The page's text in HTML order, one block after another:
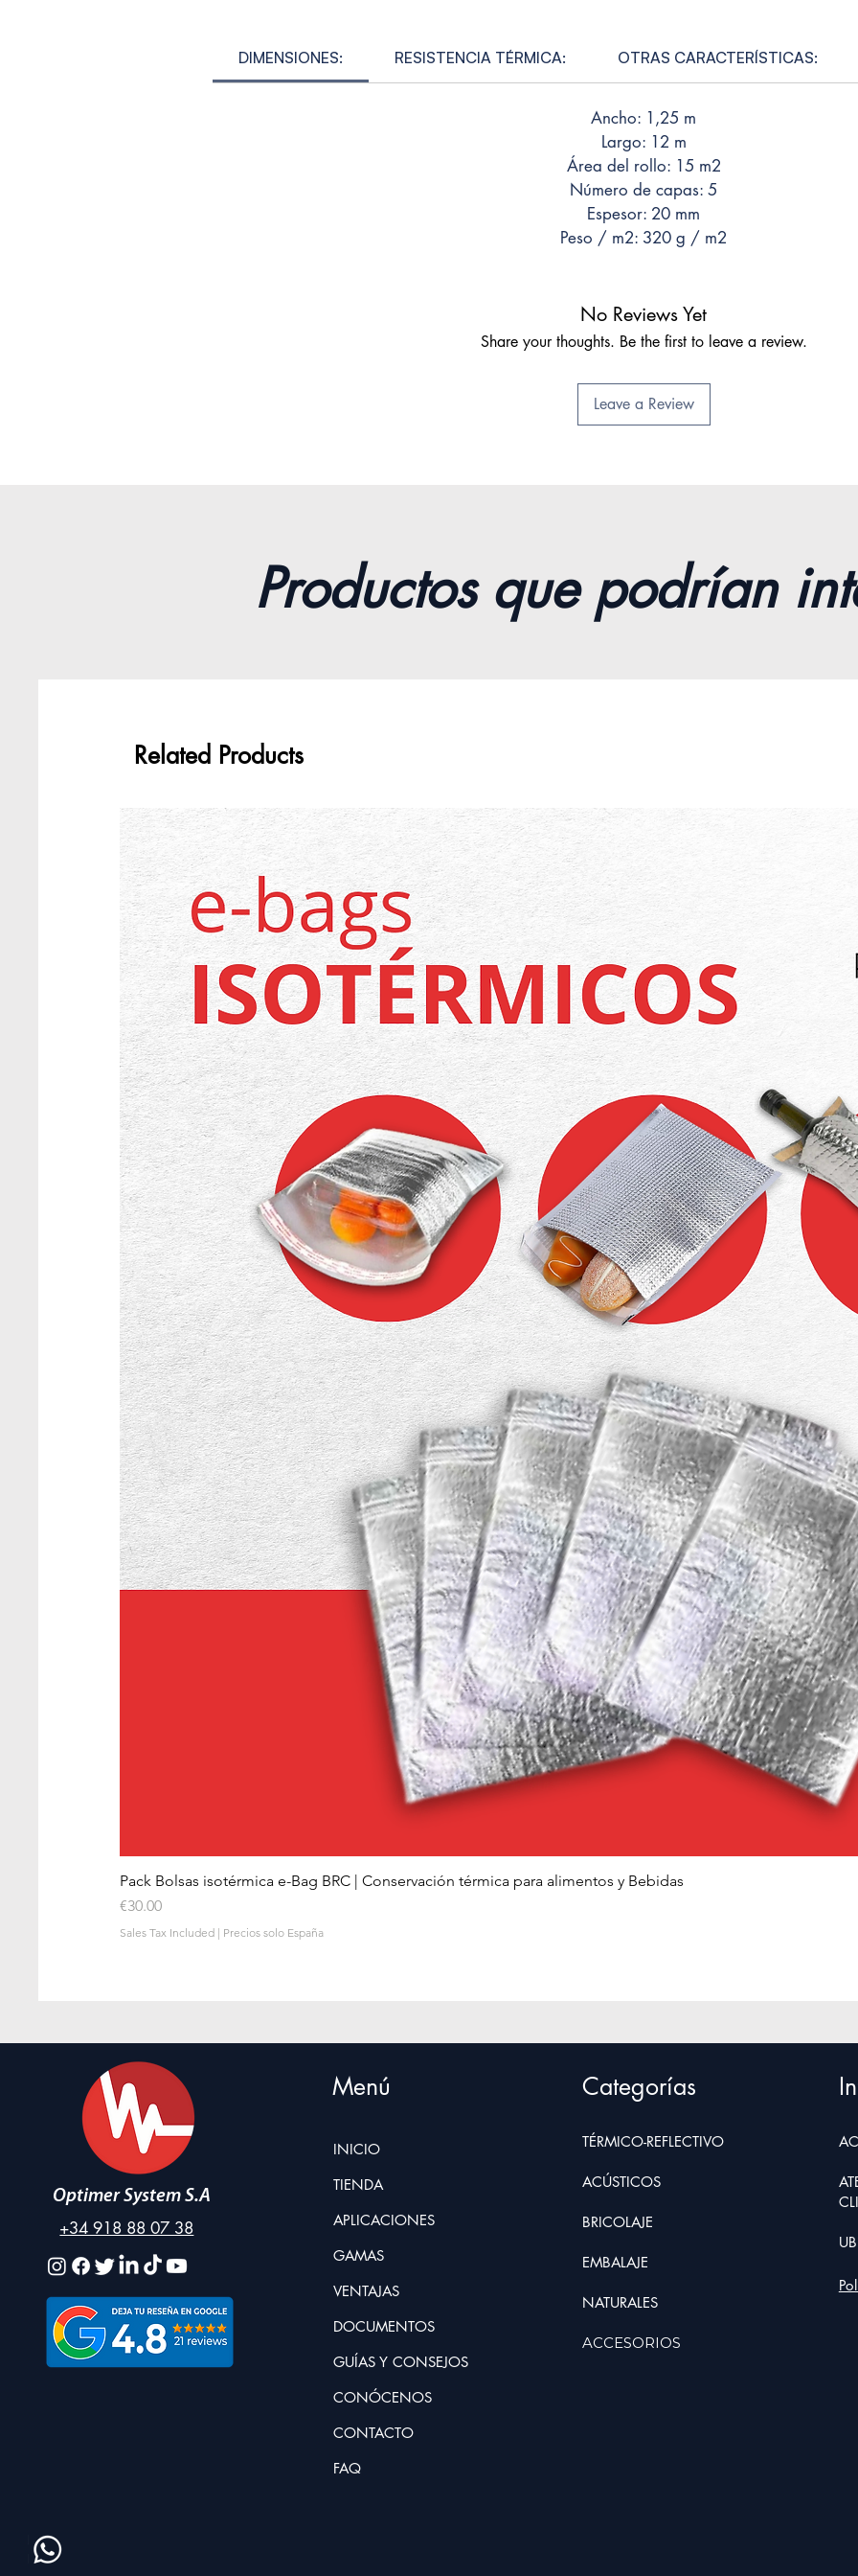
DIMENSIONES: RESISTENCIA TÉRMICA: OTRAS CARACTERÍSTICAS:
Ancho: 1,25 m
Largo: 12 m
Área del rollo: 15 m2
Número de capas: 5
Espesor: 20 mm
Peso / m2: 320 g / m2
No Reviews Yet
Share your thoughts. Be the first to leave a review.
Leave a Review
Productos que podrían
Related Products
Quick View
Pack Bolsas isotérmica e-Bag BRC | Conservación térmica para alimentos y Bebidas
Price
€30.00
Sales Tax Included | Precios solo España
Optimer System S.A
+34 918 88 07 38
Menú
INICIO
TIENDA
APLICACIONES
GAMAS
VENTAJAS
DOCUMENTOS
GUÍAS Y CONSEJOS
CONÓCENOS
CONTACTO
FAQ
Categorías
TÉRMICO-REFLECTIVO
ACÚSTICOS
BRICOLAJE
EMBALAJE
NATURALES
ACCESORIOS